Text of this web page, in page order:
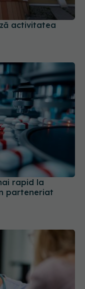
activitatea
rapid la
parteneriat